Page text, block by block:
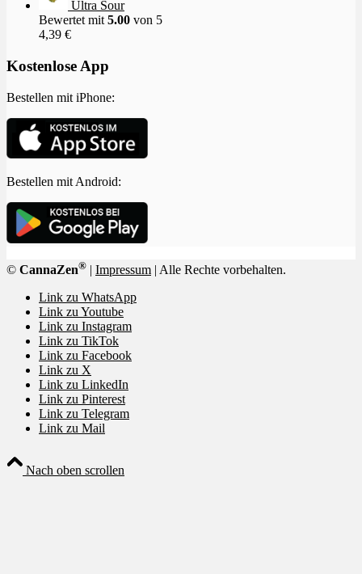
Ultra Sour
Bewertet mit5.00 von 5
4,39 €
Kostenlose App
Bestellen mit iPhone:
Bestellen mit Android:
© CannaZen® | Impressum | Alle Rechte vorbehalten.
Link zu WhatsApp
Link zu Youtube
Link zu Instagram
Link zu TikTok
Link zu Facebook
Link zu X
Link zu LinkedIn
Link zu Pinterest
Link zu Telegram
Link zu Mail
Nach oben scrollen